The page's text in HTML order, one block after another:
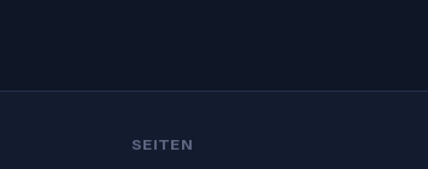
SEITEN